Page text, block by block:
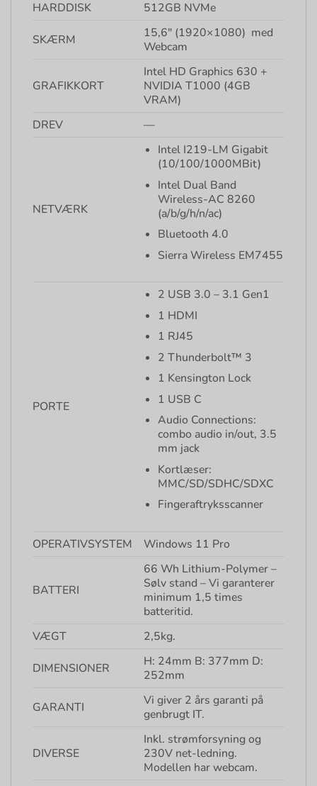
HARDDISK 512GB NVMe
SKÆRM
15,6″ (1920×1080) med
Webcam
GRAFIKKORT
Intel HD Graphics 630 +
NVIDIA T1000 (4GB
VRAM)
DREV
—
NETVÆRK
Intel I219-LM Gigabit
(10/100/1000MBit)
Intel Dual Band
Wireless-AC 8260
(a/b/g/h/n/ac)
Bluetooth 4.0
Sierra Wireless EM7455
PORTE
2 USB 3.0 – 3.1 Gen1
1 HDMI
1 RJ45
2 Thunderbolt™ 3
1 Kensington Lock
1 USB C
Audio Connections:
combo audio in/out, 3.5
mm jack
Kortlæser:
MMC/SD/SDHC/SDXC
Fingeraftryksscanner
OPERATIVSYSTEM Windows 11 Pro
BATTERI
66 Wh Lithium-Polymer –
Sølv stand – Vi garanterer
minimum 1,5 times
batteritid.
VÆGT
2,5kg.
DIMENSIONER
H: 24mm B: 377mm D:
252mm
GARANTI
Vi giver 2 års garanti på
genbrugt IT.
DIVERSE
Inkl. strømforsyning og
230V net-ledning.
Modellen har webcam.